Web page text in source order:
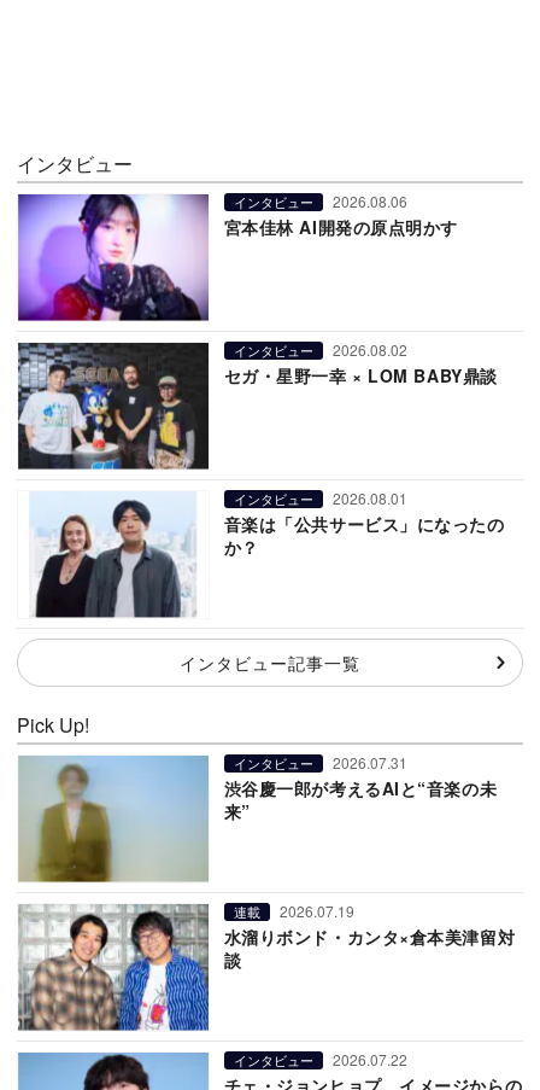
インタビュー
インタビュー 2026.08.06
宮本佳林 AI開発の原点明かす
インタビュー 2026.08.02
セガ・星野一幸 × LOM BABY鼎談
インタビュー 2026.08.01
音楽は「公共サービス」になったの
か？
インタビュー記事一覧
Pick Up!
インタビュー 2026.07.31
渋谷慶一郎が考えるAIと“音楽の未
来”
連載 2026.07.19
水溜りボンド・カンタ×倉本美津留対
談
インタビュー 2026.07.22
チェ・ジョンヒョプ、イメージからの